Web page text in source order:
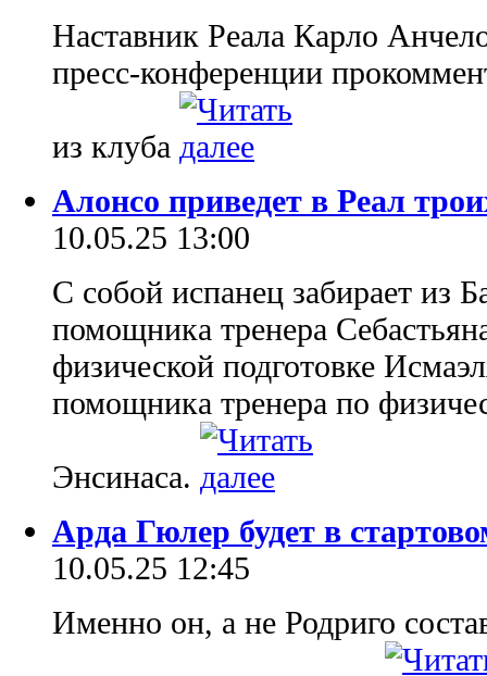
Наставник Реала Карло
пресс-конференции
из клуба
Алонсо приведет в Реал
10.05.25 13:00
С собой испанец забирает из
помощника тренера
физической подготовке
помощника тренера по
Энсинаса.
Арда Гюлер будет в
10.05.25 12:45
Именно он, а не Родриго